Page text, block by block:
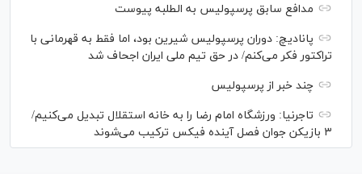
مدافع سابق پرسپولیس به الطلبه پیوست
پانادیچ: دوران پرسپولیس شیرین بود، اما فقط به قهرمانی با
تراکتور فکر می‌کنم/ در حق تیم ملی ایران اجحاف شد
چند خبر از پرسپولیس
تاجرنیا: ورزشگاه امام رضا را به خانه استقلال تبدیل می‌کنیم/
۳ بازیکن جوان فصل آینده فیکس ترکیب می‌شوند